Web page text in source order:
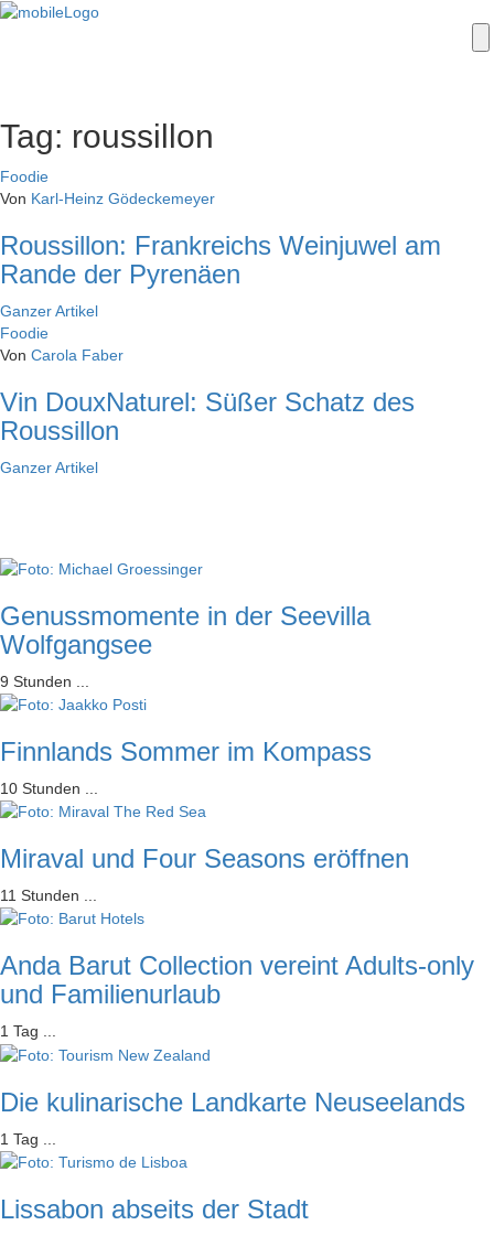
Tag: roussillon
Foodie
Von Karl-Heinz Gödeckemeyer
Roussillon: Frankreichs Weinjuwel am
Rande der Pyrenäen
GanzerArtikel
Foodie
Von Carola Faber
Vin DouxNaturel: Süßer Schatz des
Roussillon
GanzerArtikel
Genussmomente in der Seevilla
Wolfgangsee
9 Stunden ...
Finnlands Sommer im Kompass
10 Stunden ...
Miraval und Four Seasons eröffnen
11 Stunden ...
Anda Barut Collection vereint Adults-only
und Familienurlaub
1 Tag ...
Die kulinarische Landkarte Neuseelands
1 Tag ...
Lissabon abseits der Stadt